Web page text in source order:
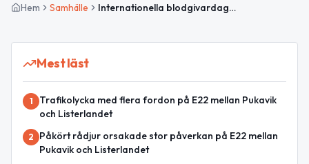
Hem Samhälle Internationella blodgivardagen uppmärksammas – och kommunfullmäktige sänds live
Mest läst
1
Trafikolycka med flera fordon på E22 mellan Pukavik
och Listerlandet
2
Påkört rådjur orsakade stor påverkan på E22 mellan
Pukavik och Listerlandet